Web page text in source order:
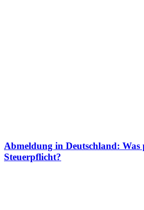
Abmeldung in Deutschland: Was
Steuerpflicht?